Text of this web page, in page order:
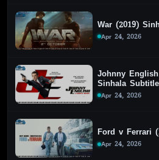
War (2019)
Apr 24, 2026
Johnny
Sinhala Subtitle
Apr 24, 2026
Ford v Ferrari
Apr 24, 2026